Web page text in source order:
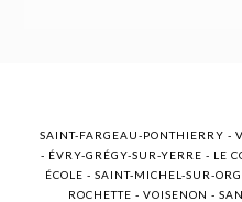
SAINT-FARGEAU-PONTHIERRY -
- ÉVRY-GRÉGY-SUR-YERRE - LE
ÉCOLE - SAINT-MICHEL-SUR-
ROCHETTE - VOISENON -